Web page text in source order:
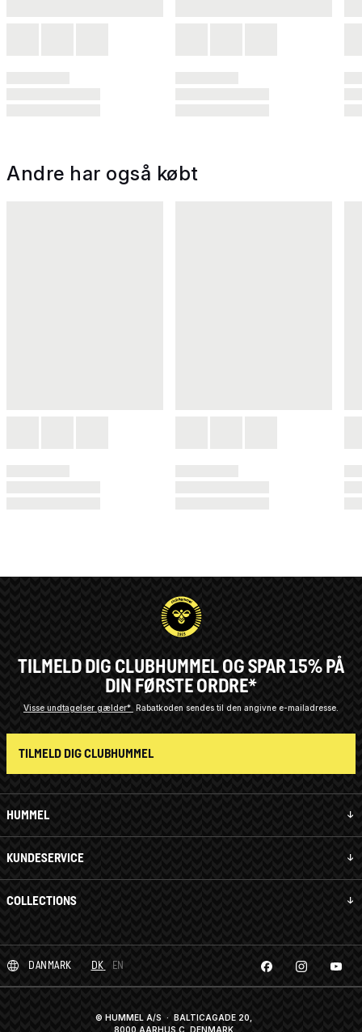
Andre har også købt
HUMMEL
KUNDESERVICE
COLLECTIONS
TILMELD DIG CLUBHUMMEL OG SPAR 15% PÅ
DIN FØRSTE ORDRE*
Visse undtagelser gælder* Rabatkoden sendes til den angivne e-mailadresse.
TILMELD DIG CLUBHUMMEL
DANMARK DK EN
© HUMMEL A/S · BALTICAGADE 20,
8000 AARHUS C, DENMARK